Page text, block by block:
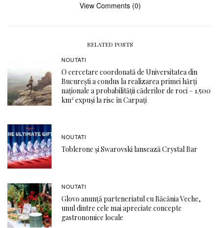
View Comments (0)
RELATED POSTS
NOUTATI
O cercetare coordonată de Universitatea din
București a condus la realizarea primei hărți
naționale a probabilității căderilor de roci – 1.500
km² expuși la risc în Carpați
NOUTATI
Toblerone și Swarovski lansează Crystal Bar
NOUTATI
Glovo anunță parteneriatul cu Băcănia Veche,
unul dintre cele mai apreciate concepte
gastronomice locale